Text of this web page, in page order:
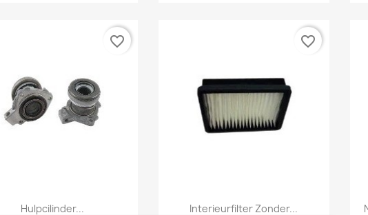
Snel bekijken
Hulpcilinder...
favorite_border
Snel bekijken
Interieurfilter Zonder...
favorite_border